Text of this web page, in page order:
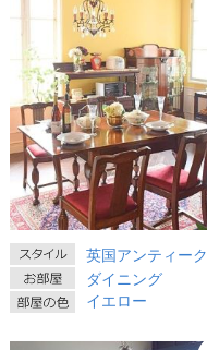
英国アンティーク
ダイニング
イエロー